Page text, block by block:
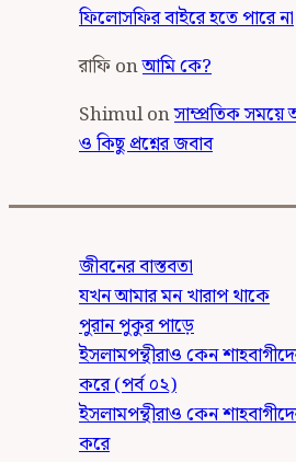
ফিলোসফির বাইরে হতে পারে না
রাফিonআমি কে?
Shimulonসাম্প্রতিক সময়ে
ও কিছু প্রশ্নের জবাব
জীবনের বাস্তবতা
যখন আমার মন খারাপ থাকে
পুরান পুকুর পাড়ে
ইসলামপন্থীরাও কেন
করে (পর্ব ০২)
ইসলামপন্থীরাও কেন
করে